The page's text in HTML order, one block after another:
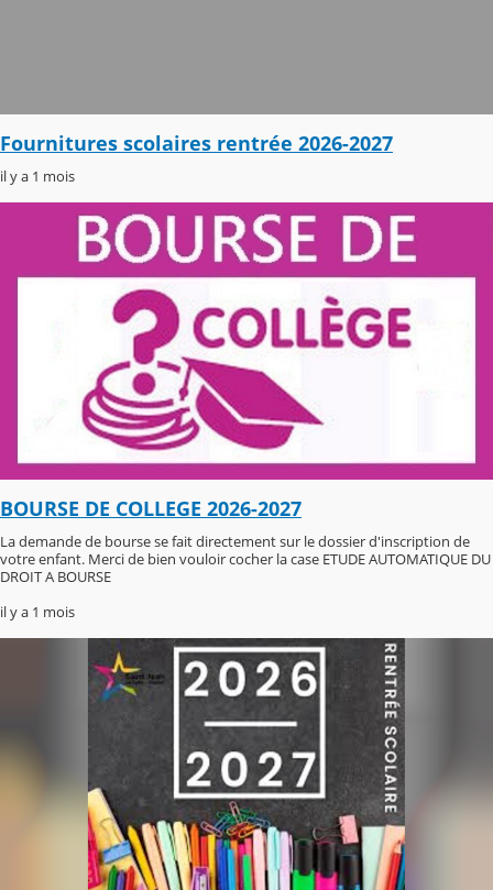
Fournitures scolaires rentrée 2026-2027
il y a 1 mois
BOURSE DE COLLEGE 2026-2027
La demande de bourse se fait directement sur le dossier d'inscription de
votre enfant. Merci de bien vouloir cocher la case ETUDE AUTOMATIQUE DU
DROIT A BOURSE
il y a 1 mois